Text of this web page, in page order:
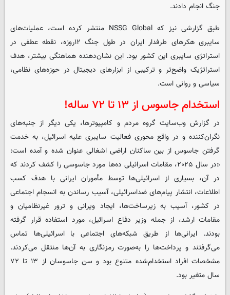
جنگ انجام دادند.
طبق گزارشی نیز که NSSG Global منتشر کرده است، عملیات‌های
سایبری هکرهای طرفدار ایران در طول جنگ ۱۲روزه، نقطه عطفی در
استراتژی سایبری این کشور بود. این نشان‌دهنده هماهنگی بیشتر، هدف
استراتژیک واضح‌تر و ترکیبی از ابزارهای دیجیتال در حوزه‌های نظامی،
سیاسی و روانی است.
استخدام جاسوس از ۱۳ تا ۷۲ ساله!
در گزارش وب‌سایت گروه مردم و کامپیوترها، یکی دیگر از جنبه‌های
نگران‌کننده و در واقع محوری فعالیت سایبری علیه اسرائیل، به خدمت
گرفتن جاسوس از بین ساکنان اراضی اشغالی عنوان شده و آمده است:
«در سال ۲۰۲۵، مقامات اسرائیلی ده‌ها مورد جاسوسی را کشف کردند که
در آن، بسیاری از اسرائیلی‌ها توسط مأموران ایرانی با هدف کسب
اطلاعات، انتشار پیام‌های ضداسرائیلی، آسیب رساندن به انسجام اجتماعی
در کشور، آسیب به زیرساخت‌ها، ایجاد ویرانی و ترور غیرنظامیان و
مقامات ارشد، از جمله وزیر دفاع اسرائیل، مورد استفاده قرار گرفته
بودند. ایرانی‌ها از طریق شبکه‌های اجتماعی با اسرائیلی‌ها تماس
می‌گرفتند و پرداخت‌ها را به‌صورت رمزنگاری به آن‌ها منتقل می‌کردند.
مشخصات افراد استخدام‌شده متنوع بود و سن جاسوسان از ۱۳ تا ۷۲
سال متغیر بود.